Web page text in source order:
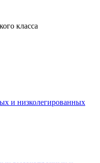
класса
и низколегированных